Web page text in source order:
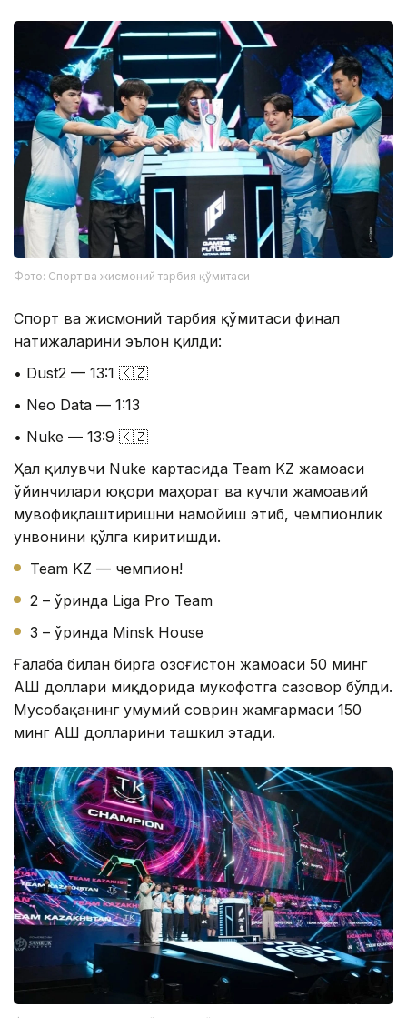
Фото: Спорт ва жисмоний тарбия қўмитаси
Спорт ва жисмоний тарбия қўмитаси финал
натижаларини эълон қилди:
• Dust2 — 13:1 🇰🇿
• Neo Data — 1:13
• Nuke — 13:9 🇰🇿
Ҳал қилувчи Nuke картасида Team KZ жамоаси
ўйинчилари юқори маҳорат ва кучли жамоавий
мувофиқлаштиришни намойиш этиб, чемпионлик
унвонини қўлга киритишди.
Team KZ — чемпион!
2 – ўринда Liga Pro Team
3 – ўринда Minsk House
Ғалаба билан бирга Қозоғистон жамоаси 50 минг
АҚШ доллари миқдорида мукофотга сазовор бўлди.
Мусобақанинг умумий соврин жамғармаси 150
минг АҚШ долларини ташкил этади.